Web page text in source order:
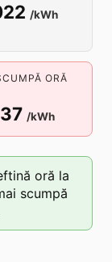
/kWh
ORĂ
/kWh
oră la
scumpă